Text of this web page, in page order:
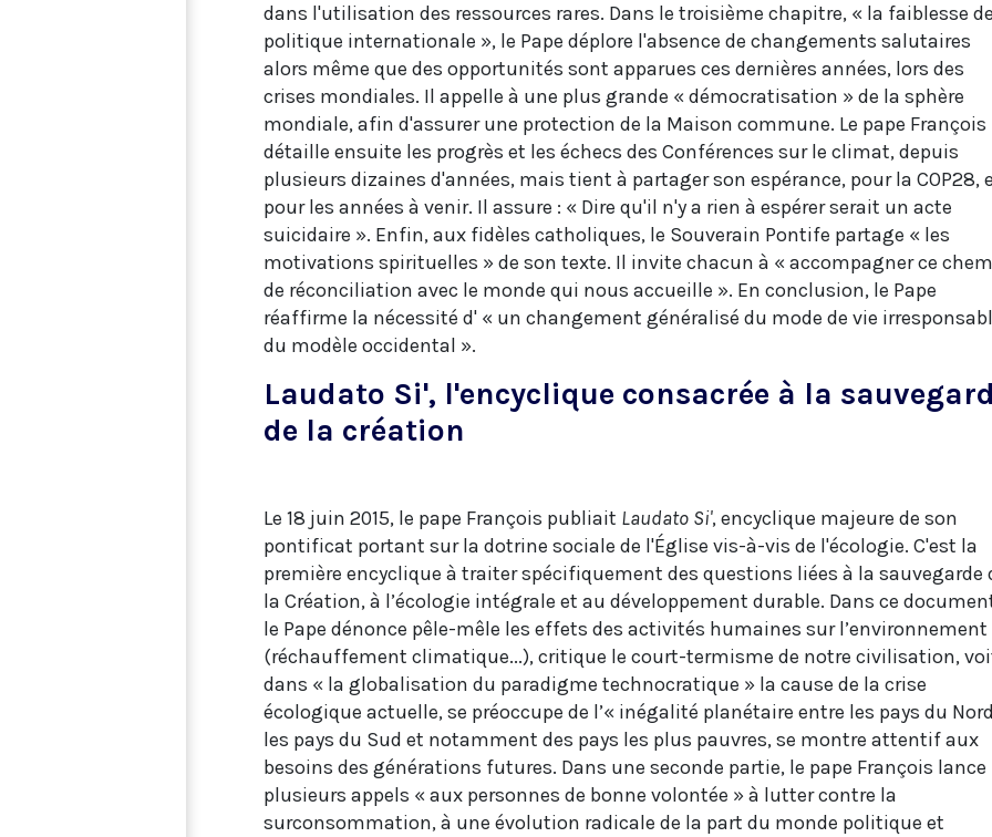
dans l'utilisation des ressources rares. Dans le troisième chapitre, « la faiblesse
politique internationale », le Pape déplore l'absence de changements salutaires
alors même que des opportunités sont apparues ces dernières années, lors des
crises mondiales. Il appelle à une plus grande « démocratisation » de la sphère
mondiale, afin d'assurer une protection de la Maison commune. Le pape François
détaille ensuite les progrès et les échecs des Conférences sur le climat, depuis
plusieurs dizaines d'années, mais tient à partager son espérance, pour la COP28,
pour les années à venir. Il assure : « Dire qu'il n'y a rien à espérer serait un acte
suicidaire ». Enfin, aux fidèles catholiques, le Souverain Pontife partage « les
motivations spirituelles » de son texte. Il invite chacun à « accompagner ce
de réconciliation avec le monde qui nous accueille ». En conclusion, le Pape
réaffirme la nécessité d' « un changement généralisé du mode de vie
du modèle occidental ».
Laudato Si', l'encyclique consacrée à la
de la création
Le 18 juin 2015, le pape François publiait Laudato Si', encyclique majeure de son
pontificat portant sur la dotrine sociale de l'Église vis-à-vis de l'écologie. C'est la
première encyclique à traiter spécifiquement des questions liées à la sauvegarde
la Création, à l’écologie intégrale et au développement durable. Dans ce
le Pape dénonce pêle-mêle les effets des activités humaines sur l’environnement
(réchauffement climatique...), critique le court-termisme de notre civilisation,
dans « la globalisation du paradigme technocratique » la cause de la crise
écologique actuelle, se préoccupe de l’« inégalité planétaire entre les pays du
les pays du Sud et notamment des pays les plus pauvres, se montre attentif aux
besoins des générations futures. Dans une seconde partie, le pape François lance
plusieurs appels « aux personnes de bonne volontée » à lutter contre la
surconsommation, à une évolution radicale de la part du monde politique et